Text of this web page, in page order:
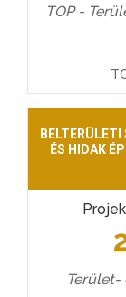
TOP -
ÉS HIDAK
Terület-